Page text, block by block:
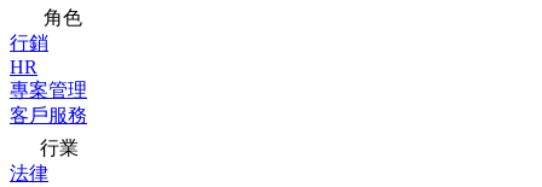
角色
行銷
HR
專案管理
客戶服務
行業
法律